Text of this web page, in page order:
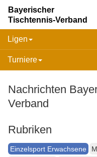
Bayerischer
Tischtennis-Verband
Ligen
Turniere
Nachrichten
Verband
Rubriken
Einzelsport Erwachsene